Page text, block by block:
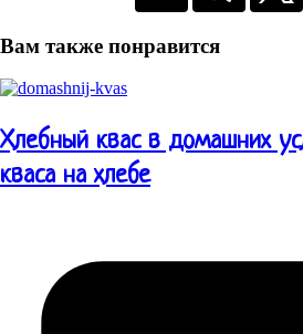
Вам также понравится
Хлебный квас в домашних
кваса на хлебе